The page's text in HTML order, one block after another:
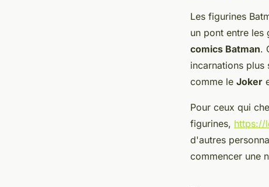
Les figurines
un pont entre les
comics Batman.
incarnations plus
comme le Joker
Pour ceux qui
figurines, https://
d'autres
commencer une